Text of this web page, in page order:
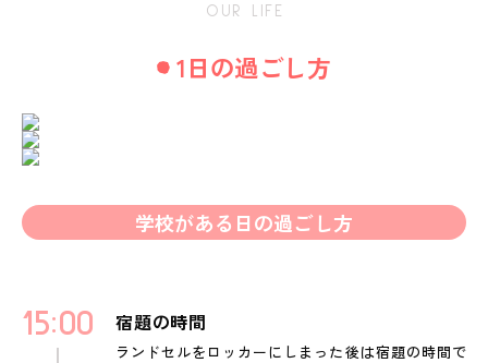
OUR LIFE
1日の過ごし方
学校がある日の過ごし方
15 00 宿題の時間
ランドセルをロッカーにしまった後は宿題の時間で